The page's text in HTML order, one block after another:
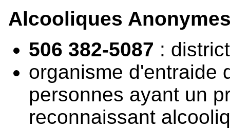
Alcooliques
506 382-5087 :
organisme d'entraide
personnes ayant un
reconnaissant